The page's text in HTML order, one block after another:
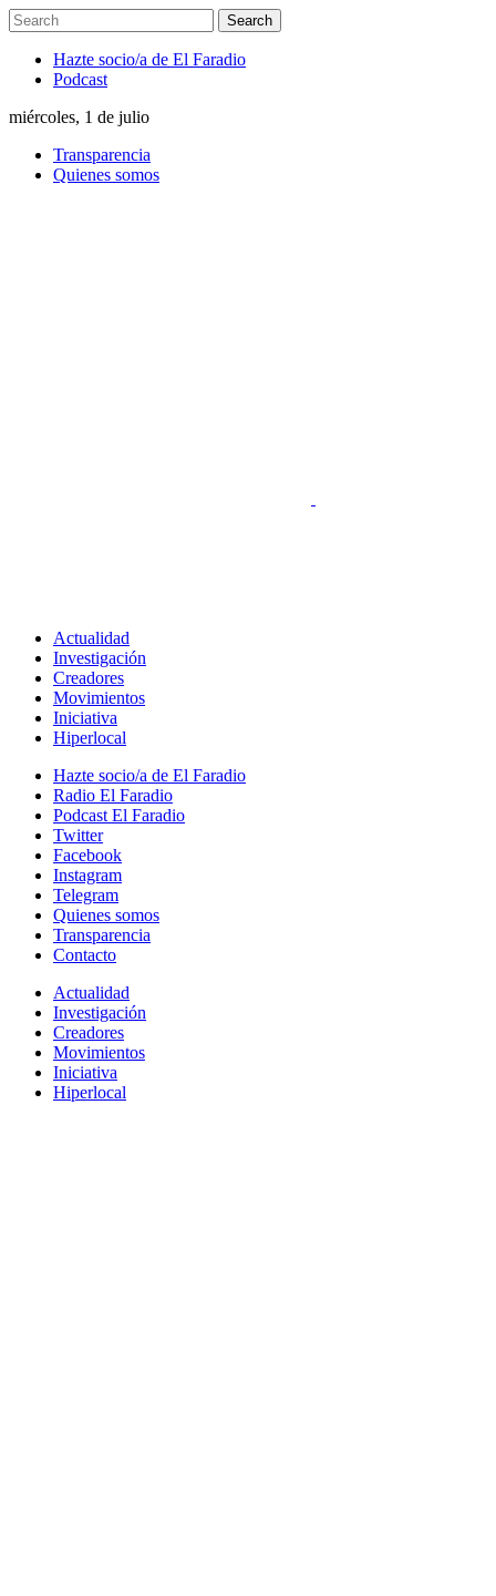
Hazte socio/a de El Faradio
Podcast
miércoles, 1 de julio
Transparencia
Quienes somos
Actualidad
Investigación
Creadores
Movimientos
Iniciativa
Hiperlocal
Hazte socio/a de El Faradio
Radio El Faradio
Podcast El Faradio
Twitter
Facebook
Instagram
Telegram
Quienes somos
Transparencia
Contacto
Actualidad
Investigación
Creadores
Movimientos
Iniciativa
Hiperlocal